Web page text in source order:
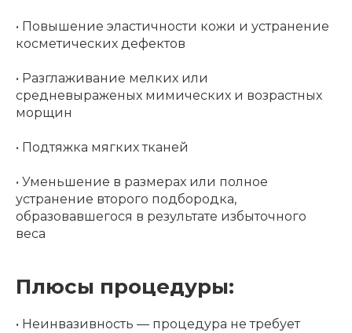
• Повышение эластичности кожи и устранение
косметических дефектов
• Разглаживание мелких или
средневыраженых мимических и возрастных
морщин
• Подтяжка мягких тканей
• Уменьшение в размерах или полное
устранение второго подбородка,
образовавшегося в результате избыточного
веса
Плюсы процедуры:
• Неинвазивность — процедура не требует